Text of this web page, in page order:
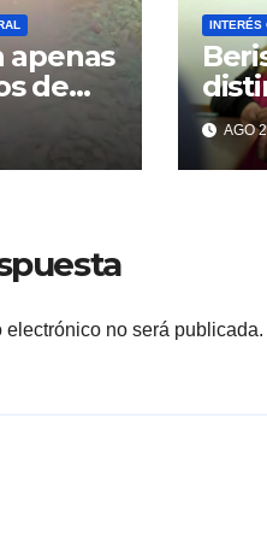
apenas
de
INTERÉS
AGO
electrónico no será publicada.